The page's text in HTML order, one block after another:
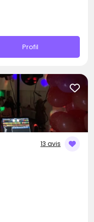
Profil
13 avis